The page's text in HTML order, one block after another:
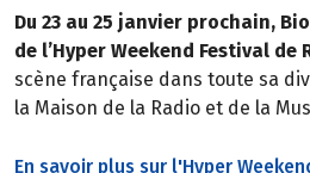
Du 23 au 25 janvier prochain,
de l’Hyper Weekend Festival de
scène française dans toute sa
la Maison de la Radio et de la
En savoir plus sur l'Hyper